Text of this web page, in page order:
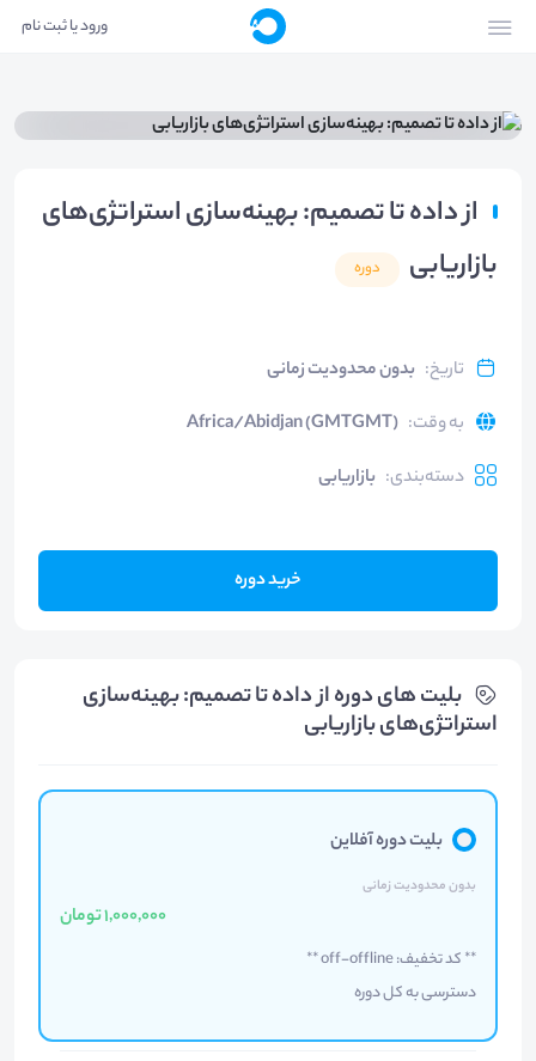
ورود یا ثبت نام
از داده تا تصمیم: بهینه‌سازی استراتژی‌های
بازاریابی
دوره
تاریخ: بدون محدودیت زمانی
به وقت:
Africa/Abidjan (GMTGMT)
دسته‌بندی: بازاریابی
خرید دوره
بلیت های دوره از داده تا تصمیم: بهینه‌سازی
استراتژی‌های بازاریابی
بلیت دوره آفلاین
بدون محدودیت زمانی
1,000,000 تومان
** کد تخفیف: off-offline **
دسترسی به کل دوره